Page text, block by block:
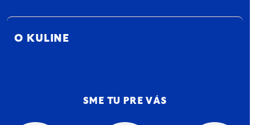
O KULINE
SME TU PRE VÁS